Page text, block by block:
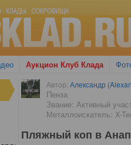
Аукцион Клуб Клада
Автор: Александр
Пенза
Звание: Активный
Металлоискатель: X-
Пляжный коп в